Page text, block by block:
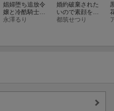
娼婦堕ち追放令
嬢と冷酷騎士の
溺愛すぎる絶倫
永澤るり
婚約破棄された
いので素顔を隠
して残念令嬢に
都筑せつり